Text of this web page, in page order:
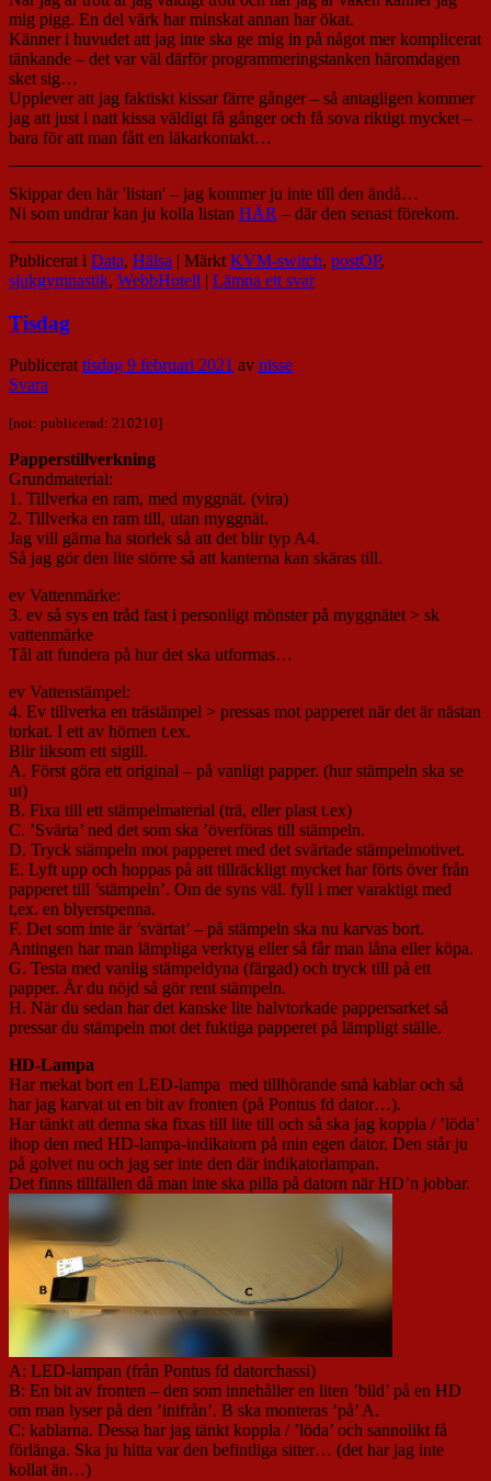
mig pigg. En del värk har minskat annan har ökat.
Känner i huvudet att jag inte ska ge mig in på något mer komplicerat
tänkande – det var väl därför programmeringstanken häromdagen
sket sig…
Upplever att jag faktiskt kissar färre gånger – så antagligen kommer
jag att just i natt kissa väldigt få gånger och få sova riktigt mycket –
bara för att man fått en läkarkontakt…
Skippar den här 'listan' – jag kommer ju inte till den ändå…
Ni som undrar kan ju kolla listan HÄR – där den senast förekom.
Publicerat i Data, Hälsa | Märkt KVM-switch, postOP,
sjukgymnastik, WebbHotell | Lämna ett svar
Tisdag
Publicerattisdag 9 februari 2021 av nisse
Svara
[not: publicerad: 210210]
Papperstillverkning
Grundmaterial:
1. Tillverka en ram, med myggnät. (vira)
2. Tillverka en ram till, utan myggnät.
Jag vill gärna ha storlek så att det blir typ A4.
Så jag gör den lite större så att kanterna kan skäras till.
ev Vattenmärke:
3. ev så sys en tråd fast i personligt mönster på myggnätet > sk
vattenmärke
Tål att fundera på hur det ska utformas…
ev Vattenstämpel:
4. Ev tillverka en trästämpel > pressas mot papperet när det är nästan
torkat. I ett av hörnen t.ex.
Blir liksom ett sigill.
A. Först göra ett original – på vanligt papper. (hur stämpeln ska se
ut)
B. Fixa till ett stämpelmaterial (trä, eller plast t.ex)
C. ’Svärta’ ned det som ska ’överföras till stämpeln.
D. Tryck stämpeln mot papperet med det svärtade stämpelmotivet.
E. Lyft upp och hoppas på att tillräckligt mycket har förts över från
papperet till ’stämpeln’. Om de syns väl. fyll i mer varaktigt med
t,ex. en blyerstpenna.
F. Det som inte är ’svärtat’ – på stämpeln ska nu karvas bort.
Antingen har man lämpliga verktyg eller så får man låna eller köpa.
G. Testa med vanlig stämpeldyna (färgad) och tryck till på ett
papper. Är du nöjd så gör rent stämpeln.
H. När du sedan har det kanske lite halvtorkade pappersarket så
pressar du stämpeln mot det fuktiga papperet på lämpligt ställe.
HD-Lampa
Har mekat bort en LED-lampa med tillhörande små kablar och så
har jag karvat ut en bit av fronten (på Pontus fd dator…).
Har tänkt att denna ska fixas till lite till och så ska jag koppla / ’löda’
ihop den med HD-lampa-indikatorn på min egen dator. Den står ju
på golvet nu och jag ser inte den där indikatorlampan.
Det finns tillfällen då man inte ska pilla på datorn när HD’n jobbar.
A: LED-lampan (från Pontus fd datorchassi)
B: En bit av fronten – den som innehåller en liten ’bild’ på en HD
om man lyser på den ’inifrån’. B ska monteras ’på’ A.
C: kablarna. Dessa har jag tänkt koppla / ’löda’ och sannolikt få
förlänga. Ska ju hitta var den befintliga sitter… (det har jag inte
kollat än…)